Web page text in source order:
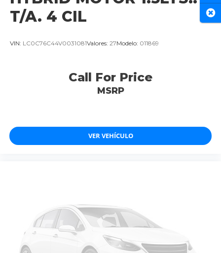
T/A. 4 CIL
VIN: LC0C76C44V0031081Valores: 27Modelo: 011869
Call For Price
MSRP
VER VEHÍCULO